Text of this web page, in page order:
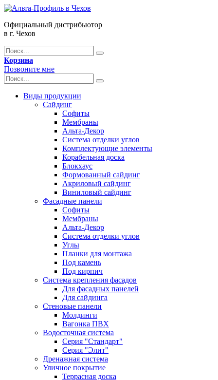
Официальный дистрибьютор
в г. Чехов
Корзина
Позвоните мне
Виды продукции
Сайдинг
Софиты
Мембраны
Альта-Декор
Система отделки углов
Комплектующие элементы
Корабельная доска
Блокхаус
Формованный сайдинг
Акриловый сайдинг
Виниловый сайдинг
Фасадные панели
Софиты
Мембраны
Альта-Декор
Система отделки углов
Углы
Планки для монтажа
Под камень
Под кирпич
Система крепления фасадов
Для фасадных панелей
Для сайдинга
Стеновые панели
Молдинги
Вагонка ПВХ
Водосточная система
Серия "Стандарт"
Серия "Элит"
Дренажная система
Уличное покрытие
Террасная доска